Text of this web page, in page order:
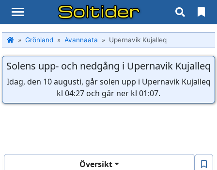
Soltider
Grönland Avannaata Upernavik Kujalleq
Solens upp- och nedgång i Upernavik Kujalleq
Idag, den 10 augusti, går solen upp i Upernavik Kujalleq
kl 04:27 och går ner kl 01:07.
Översikt